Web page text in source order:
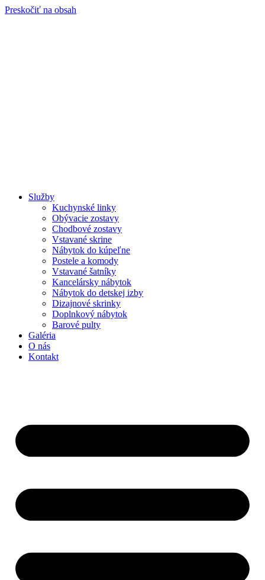
Preskočiť na obsah
Služby
Kuchynské linky
Obývacie zostavy
Chodbové zostavy
Vstavané skrine
Nábytok do kúpeľne
Postele a komody
Vstavané šatníky
Kancelársky nábytok
Nábytok do detskej izby
Dizajnové skrinky
Doplnkový nábytok
Barové pulty
Galéria
O nás
Kontakt